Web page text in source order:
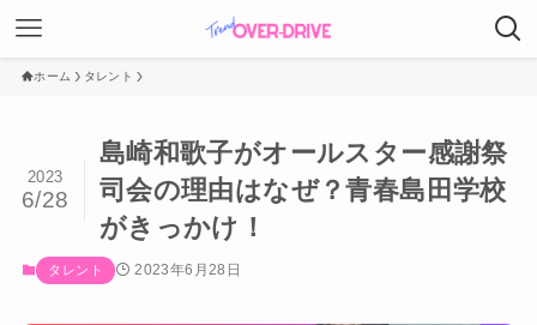
ホーム タレント
島崎和歌子がオールスター感謝祭
司会の理由はなぜ？青春島田学校
がきっかけ！
2023
6/28
タレント 2023年6月28日